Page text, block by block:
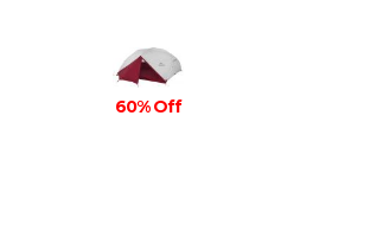
60% Off